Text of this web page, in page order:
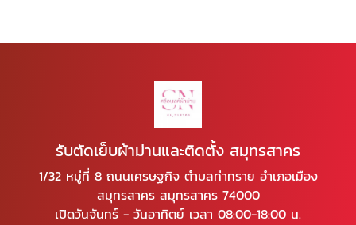
รับตัดเย็บผ้าม่านและติดตั้ง สมุทรสาคร
1/32 หมู่ที่ 8 ถนนเศรษฐกิจ ตำบลท่าทราย อำเภอเมือง
สมุทรสาคร สมุทรสาคร 74000
เปิดวันจันทร์ - วันอาทิตย์ เวลา 08:00-18:00 น.